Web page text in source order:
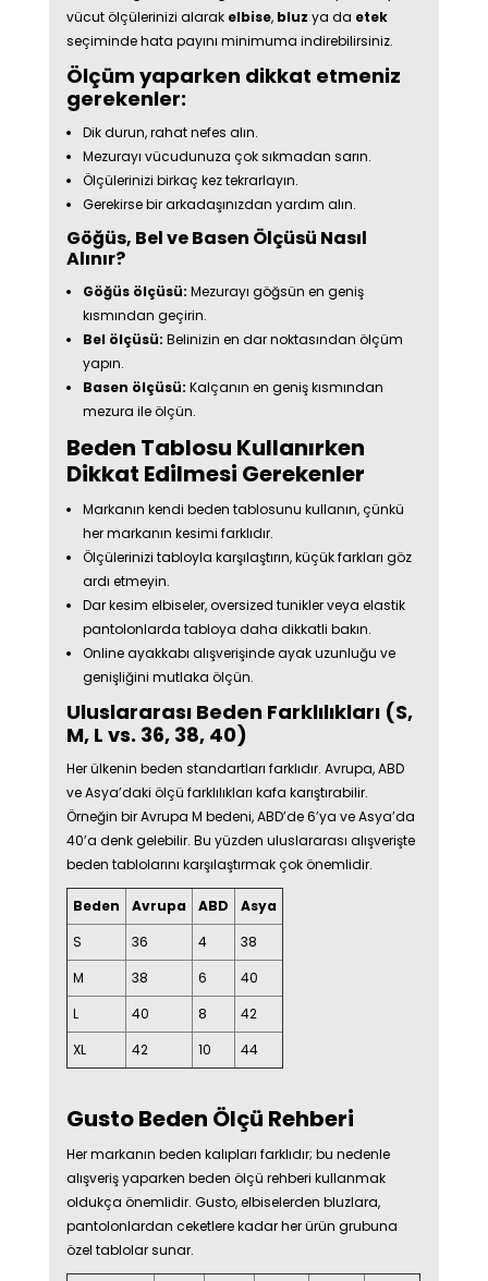
vücut ölçülerinizi alarak elbise, bluzya da etek
seçiminde hata payını minimuma indirebilirsiniz.
Ölçüm yaparken dikkat etmeniz
gerekenler:
Dik durun, rahat nefes alın.
Mezurayı vücudunuza çok sıkmadan sarın.
Ölçülerinizi birkaç kez tekrarlayın.
Gerekirse bir arkadaşınızdan yardım alın.
Göğüs, Bel ve Basen Ölçüsü Nasıl
Alınır?
Göğüs ölçüsü: Mezurayı göğsün en geniş
kısmından geçirin.
Bel ölçüsü: Belinizin en dar noktasından ölçüm
yapın.
Basen ölçüsü: Kalçanın en geniş kısmından
mezura ile ölçün.
Beden Tablosu Kullanırken
Dikkat Edilmesi Gerekenler
Markanın kendi beden tablosunu kullanın, çünkü
her markanın kesimi farklıdır.
Ölçülerinizi tabloyla karşılaştırın, küçük farkları göz
ardı etmeyin.
Dar kesim elbiseler, oversized tunikler veya elastik
pantolonlarda tabloya daha dikkatli bakın.
Online ayakkabı alışverişinde ayak uzunluğu ve
genişliğini mutlaka ölçün.
Uluslararası Beden Farklılıkları (S,
M, L vs. 36, 38, 40)
Her ülkenin beden standartları farklıdır. Avrupa, ABD
ve Asya’daki ölçü farklılıkları kafa karıştırabilir.
Örneğin bir Avrupa M bedeni, ABD’de 6’ya ve Asya’da
40’a denk gelebilir. Bu yüzden uluslararası alışverişte
beden tablolarını karşılaştırmak çok önemlidir.
Beden Avrupa ABD
Asya
S
36 4
38
M
38 6
40
L
40 8
42
XL
42 10 44
Gusto Beden Ölçü Rehberi
Her markanın beden kalıpları farklıdır; bu nedenle
alışveriş yaparken beden ölçü rehberi kullanmak
oldukça önemlidir. Gusto, elbiselerden bluzlara,
pantolonlardan ceketlere kadar her ürün grubuna
özel tablolar sunar.